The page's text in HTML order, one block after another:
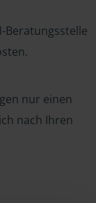
Beratungsstelle
nur einen
nach Ihren